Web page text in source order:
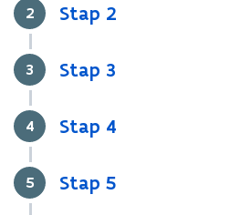
Stap
2 Stap 2
Stap
3 Stap 3
Stap
4 Stap 4
Stap
5 Stap 5